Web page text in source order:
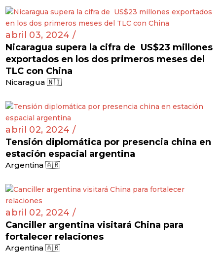
abril 03, 2024 /
Nicaragua supera la cifra de US$23 millones
exportados en los dos primeros meses del
TLC con China
Nicaragua 🇳🇮
abril 02, 2024 /
Tensión diplomática por presencia china en
estación espacial argentina
Argentina 🇦🇷
abril 02, 2024 /
Canciller argentina visitará China para
fortalecer relaciones
Argentina 🇦🇷